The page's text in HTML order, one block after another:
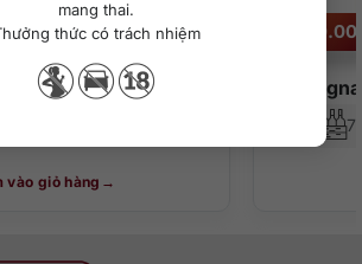
mang thai.
thức có trách nhiệm
Bas Armagnac 1966
vào giỏ hàng